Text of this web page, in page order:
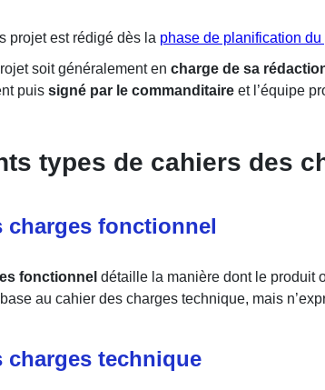
projet est rédigé dès la phase de planification du
soit généralement en charge de sa
puis signé par le commanditaire et l’équipe
types de cahiers des
charges fonctionnel
fonctionnel détaille la manière dont le produit
au cahier des charges technique, mais
charges technique